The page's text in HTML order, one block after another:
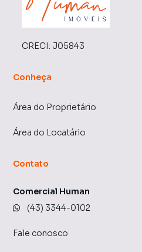
CRECI: J05843
Conheça
Área do Proprietário
Área do Locatário
Contato
Comercial Human
(43) 3344-0102
Fale conosco